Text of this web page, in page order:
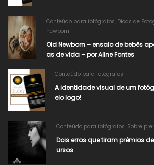
Conteúdo para fotógrafos, Dicas de
newborn
Old Newborn – ensaio de bebês
as de vida – por Aline Fontes
Conteúdo para fotógrafos
A identidade visual de um
elo logo!
Conteúdo para fotógrafos, Sobre
Dois erros que tiram prêmios
ursos